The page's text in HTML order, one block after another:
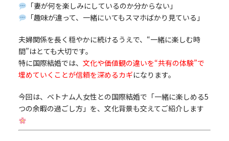
「妻が何を楽しみにしているのか分からない」
「趣味が違って、一緒にいてもスマホばかり見ている」
夫婦関係を長く穏やかに続けるうえで、“一緒に楽しむ時
間”はとても大切です。
特に国際結婚では、 文化や価値観の違いを“共有の体験”で
埋めていくことが信頼を深めるカギになります。
今回は、ベトナム人女性との国際結婚で「一緒に楽しめる5
つの余暇の過ごし方」を、文化背景も交えてご紹介します